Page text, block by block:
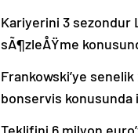
Kariyerini 3 sezondur
sÃ¶zleÅŸme
Frankowski’ye
bonservis konusunda